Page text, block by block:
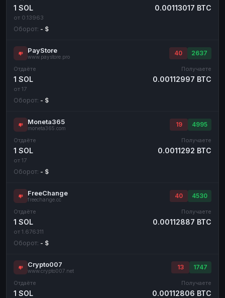
1 SOL
от 0.13963
0.00113017 BTC
Оборот: - $
PayStore
www.paystore.pro
40 2637
Отдаёте
1 SOL
от 17
Получаете
0.00112997 BTC
Оборот: - $
Moneta365
moneta365.com
19 4995
Отдаёте
1 SOL
от 17
Получаете
0.0011292 BTC
Оборот: - $
FreeChange
freechange.cc
40 4530
Отдаёте
1 SOL
от 1.676311
Получаете
0.00112887 BTC
Оборот: - $
Crypto007
www.crypto007.net
13 1747
Отдаёте
1 SOL
Получаете
0.00112806 BTC